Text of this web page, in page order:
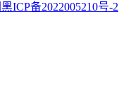
黑ICP备2022005210号-2